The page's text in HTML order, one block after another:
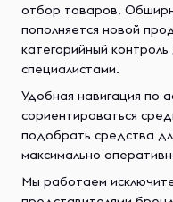
отбор товаров.
пополняется новой
категорийный
специалистами.
Удобная навигация по
сориентироваться
подобрать средства
максимально
Мы работаем